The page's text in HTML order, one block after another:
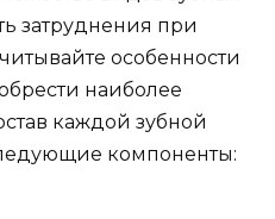
затруднения при
особенности
наиболее
каждой зубной
компоненты: